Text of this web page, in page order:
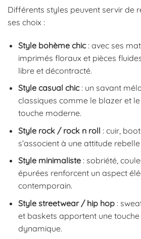
Différents styles peuvent servir de
ses choix :
Style bohème chic: avec ses
imprimés floraux et pièces
libre et décontracté.
Style casual chic: un savant
classiques comme le blazer et
touche moderne.
Style rock / rock n roll : cuir,
s’associent à une attitude
Style minimaliste: sobriété,
épurées renforcent un aspect
contemporain.
Style streetwear / hip hop:
et baskets apportent une
dynamique.